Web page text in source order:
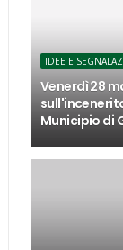
IDEE E
Venerdì 28
Municipio di